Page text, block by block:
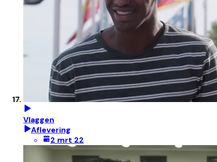
Vlaggen
Aflevering
2 mrt 22